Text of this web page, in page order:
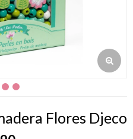
Flores Djeco